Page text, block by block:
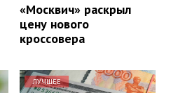
«Москвич» раскрыл
цену нового
кроссовера
ЛУЧШЕЕ